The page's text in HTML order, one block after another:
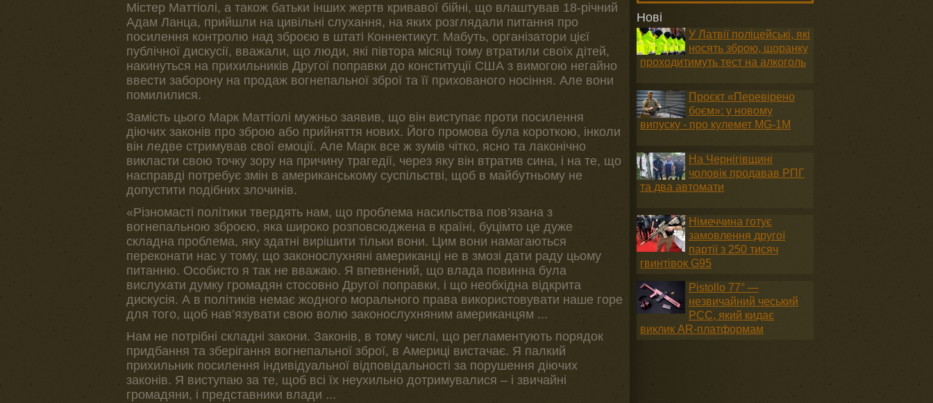
Містер Маттіолі, а також батьки інших жертв кривавої бійні, що влаштував 18-річний
Адам Ланца, прийшли на цивільні слухання, на яких розглядали питання про
посилення контролю над зброєю в штаті Коннектикут. Мабуть, організатори цієї
публічної дискусії, вважали, що люди, які півтора місяці тому втратили своїх дітей,
накинуться на прихильників Другої поправки до конституції США з вимогою негайно
ввести заборону на продаж вогнепальної зброї та її прихованого носіння. Але вони
помилилися.
Замість цього Марк Маттіолі мужньо заявив, що він виступає проти посилення
діючих законів про зброю або прийняття нових. Його промова була короткою, інколи
він ледве стримував свої емоції. Але Марк все ж зумів чітко, ясно та лаконічно
викласти свою точку зору на причину трагедії, через яку він втратив сина, і на те, що
насправді потребує змін в американському суспільстві, щоб в майбутньому не
допустити подібних злочинів.
«Різномасті політики твердять нам, що проблема насильства пов’язана з
вогнепальною зброєю, яка широко розповсюджена в країні, буцімто це дуже
складна проблема, яку здатні вирішити тільки вони. Цим вони намагаються
переконати нас у тому, що законослухняні американці не в змозі дати раду цьому
питанню. Особисто я так не вважаю. Я впевнений, що влада повинна була
вислухати думку громадян стосовно Другої поправки, і що необхідна відкрита
дискусія. А в політиків немає жодного морального права використовувати наше горе
для того, щоб нав’язувати свою волю законослухняним американцям ...
Нам не потрібні складні закони. Законів, в тому числі, що регламентують порядок
придбання та зберігання вогнепальної зброї, в Америці вистачає. Я палкий
прихильник посилення індивідуальної відповідальності за порушення діючих
законів. Я виступаю за те, щоб всі їх неухильно дотримувалися – і звичайні
громадяни, і представники влади ...
Нові
У Латвії поліцейські, які
носять зброю, щоранку
проходитимуть тест на алкоголь
Проєкт «Перевірено
боєм»: у новому
випуску - про кулемет MG-1М
На Чернігівщині
чоловік продавав РПГ
та два автомати
Німеччина готує
замовлення другої
партії з 250 тисяч
гвинтівок G95
Pistollo 77° —
незвичайний чеський
PCC, який кидає
виклик AR-платформам